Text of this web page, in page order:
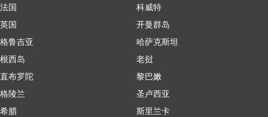
法国
英国
格鲁吉亚
根西岛
直布罗陀
格陵兰
希腊
科威特
开曼群岛
哈萨克斯坦
老挝
黎巴嫩
圣卢西亚
斯里兰卡